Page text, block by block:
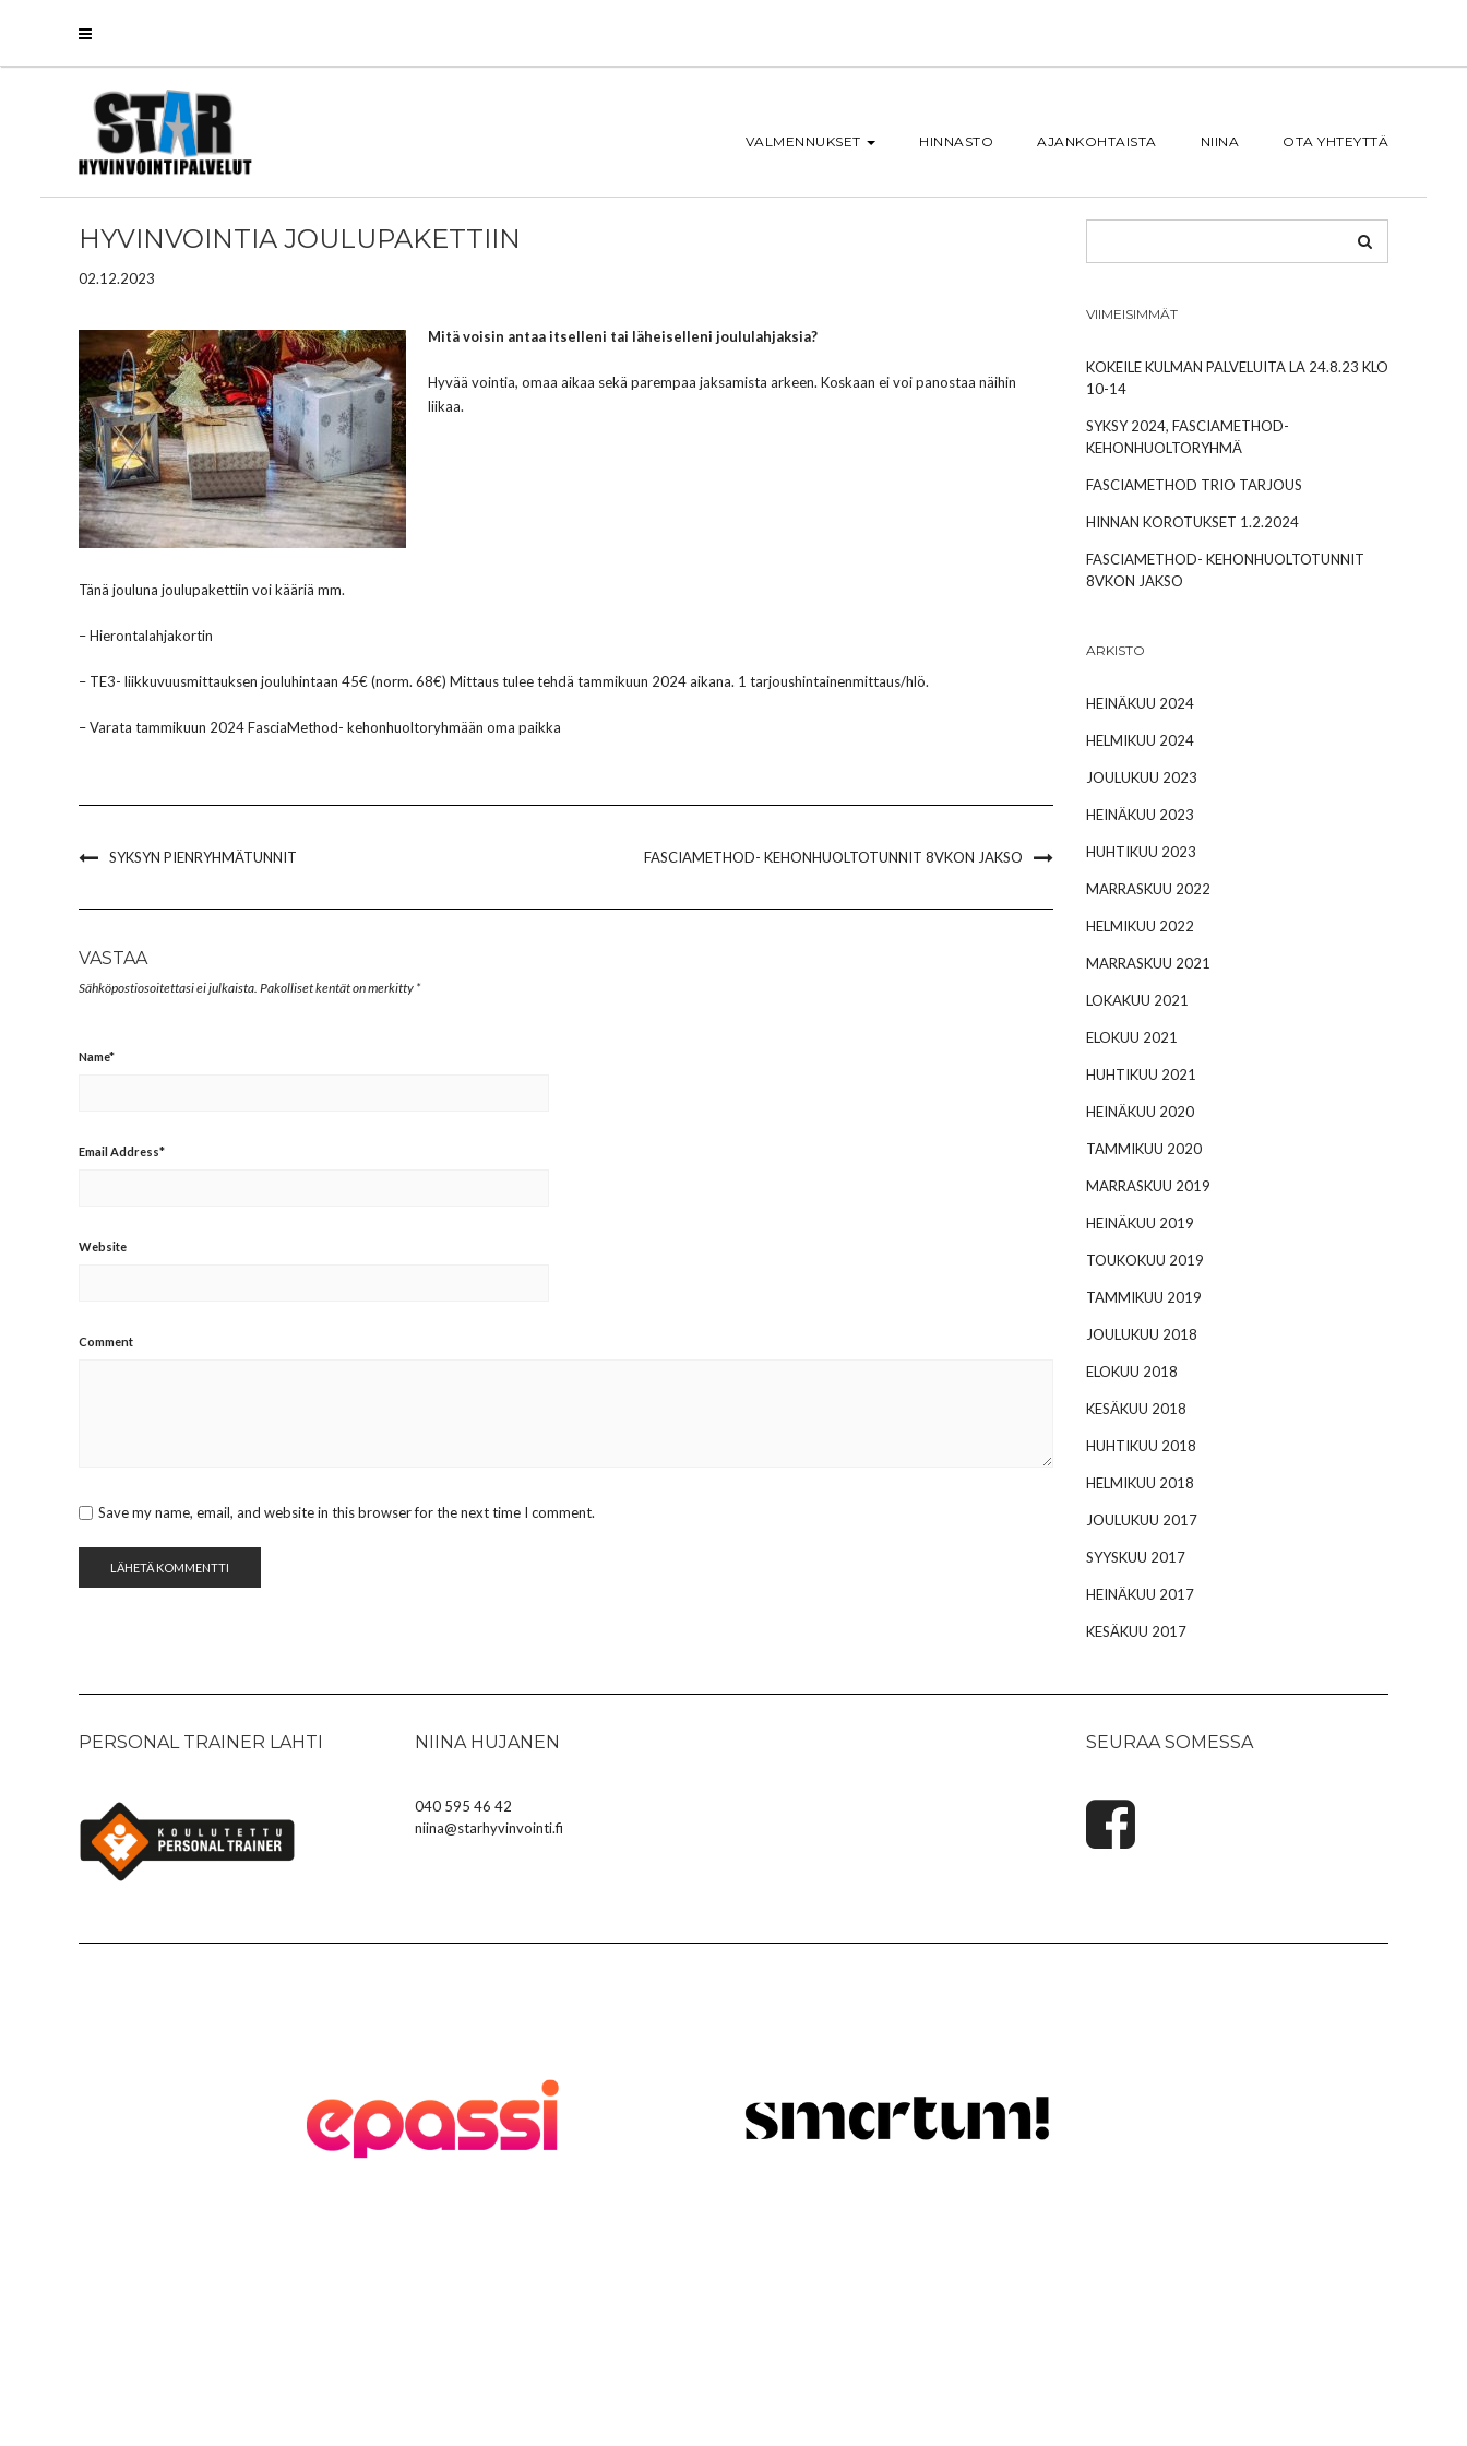
VALMENNUKSET HINNASTO AJANKOHTAISTA NIINA OTA YHTEYTTÄ
HYVINVOINTIA JOULUPAKETTIIN
02.12.2023
Mitä voisin antaa itselleni tai läheiselleni joululahjaksia?
Hyvää vointia, omaa aikaa sekä parempaa jaksamista arkeen. Koskaan ei voi panostaa näihin
liikaa.
Tänä jouluna joulupakettiin voi kääriä mm.
– Hierontalahjakortin
– TE3- liikkuvuusmittauksen jouluhintaan 45€ (norm. 68€) Mittaus tulee tehdä tammikuun 2024 aikana. 1 tarjoushintainenmittaus/hlö.
– Varata tammikuun 2024 FasciaMethod- kehonhuoltoryhmään oma paikka
SYKSYN PIENRYHMÄTUNNIT FASCIAMETHOD- KEHONHUOLTOTUNNIT 8VKON JAKSO
VASTAA
Sähköpostiosoitettasi ei julkaista. Pakolliset kentät on merkitty *
Name*
Email Address*
Website
Comment
Save my name, email, and website in this browser for the next time I comment.
VIIMEISIMMÄT
KOKEILE KULMAN PALVELUITA LA 24.8.23 KLO
10-14
SYKSY 2024, FASCIAMETHOD-
KEHONHUOLTORYHMÄ
FASCIAMETHOD TRIO TARJOUS
HINNAN KOROTUKSET 1.2.2024
FASCIAMETHOD- KEHONHUOLTOTUNNIT
8VKON JAKSO
ARKISTO
HEINÄKUU 2024
HELMIKUU 2024
JOULUKUU 2023
HEINÄKUU 2023
HUHTIKUU 2023
MARRASKUU 2022
HELMIKUU 2022
MARRASKUU 2021
LOKAKUU 2021
ELOKUU 2021
HUHTIKUU 2021
HEINÄKUU 2020
TAMMIKUU 2020
MARRASKUU 2019
HEINÄKUU 2019
TOUKOKUU 2019
TAMMIKUU 2019
JOULUKUU 2018
ELOKUU 2018
KESÄKUU 2018
HUHTIKUU 2018
HELMIKUU 2018
JOULUKUU 2017
SYYSKUU 2017
HEINÄKUU 2017
KESÄKUU 2017
PERSONAL TRAINER LAHTI NIINA HUJANEN
040 595 46 42
niina@starhyvinvointi.fi
SEURAA SOMESSA